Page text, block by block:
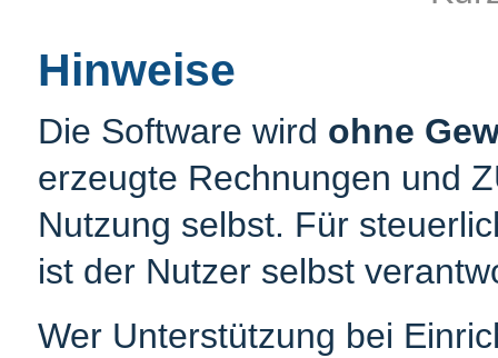
Hinweise
Die Software wird ohne
erzeugte Rechnungen und
Nutzung selbst. Für
ist der Nutzer selbst
Wer Unterstützung bei